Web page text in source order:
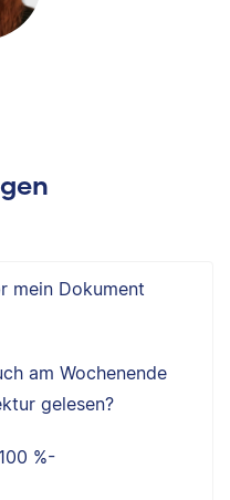
mein Dokument
am Wochenende
gelesen?
%-